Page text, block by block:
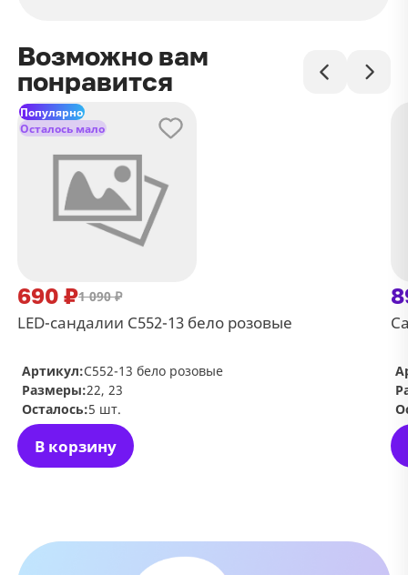
Возможно вам
понравится
Популярно
Осталось мало
690 ₽1 090 ₽
LED-сандалии С552-13 бело розовые
В корзину
Артикул:С552-13 бело розовые
Размеры:22, 23
Осталось:5 шт.